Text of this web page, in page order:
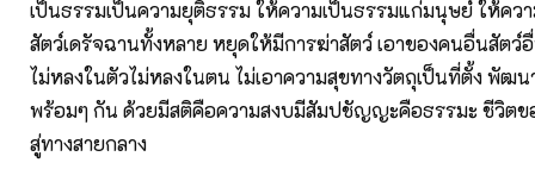
เป็นธรรมเป็นความยุติธรรม ให้ความเป็นธรรมแก่มนุษย์ ให้คว
สัตว์เดรัจฉานทั้งหลาย หยุดให้มีการฆ่าสัตว์ เอาของคนอื่นสัตว์
ไม่หลงในตัวไม่หลงในตน ไม่เอาความสุขทางวัตถุเป็นที่ตั้ง พัฒ
พร้อมๆ กัน ด้วยมีสติคือความสงบมีสัมปชัญญะคือธรรมะ ชีวิตขอ
สู่ทางสายกลาง